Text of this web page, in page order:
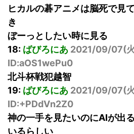
ヒカルの碁アニメは脳死で見
き
ぼーっとしたい時に見る
18: ばびろにあ 2021/09/07(
ID:aOS1wePu0
北斗杯戦犯越智
19: ばびろにあ 2021/09/07(
ID:+PDdVn2Z0
神の一手を見たいのにAIが出
いるらしい